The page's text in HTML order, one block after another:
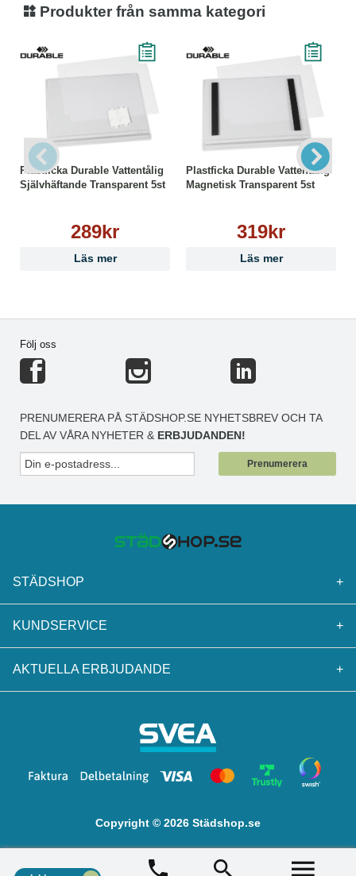
Produkter från samma kategori
Plastficka Durable Vattentålig
Självhäftande Transparent 5st
289kr
Läs mer
Plastficka Durable Vattentålig
Magnetisk Transparent 5st
319kr
Läs mer
Följ oss
PRENUMERERA PÅ STÄDSHOP.SE NYHETSBREV OCH TA
DEL AV VÅRA NYHETER & ERBJUDANDEN!
Prenumerera
STÄDSHOP +
KUNDSERVICE +
AKTUELLA ERBJUDANDE +
Copyright © 2026 Städshop.se